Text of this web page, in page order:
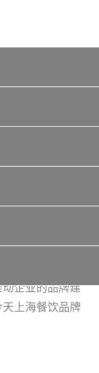
行业新闻> 正
企业如
御品牌策划
众多创业者想
强势的市场竞
产品，而是让
企业的品牌建
上海餐饮品牌